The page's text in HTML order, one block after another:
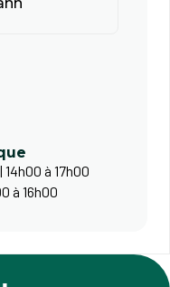
14h00 à 17h00
à 16h00